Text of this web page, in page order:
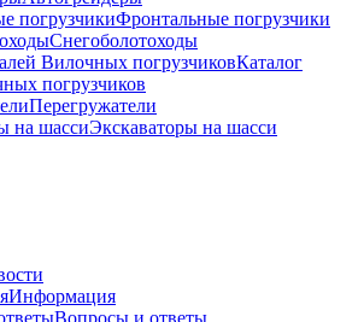
Фронтальные погрузчики
Снегоболотоходы
Каталог
погрузчиков
Перегружатели
Экскаваторы на шасси
Информация
Вопросы и ответы